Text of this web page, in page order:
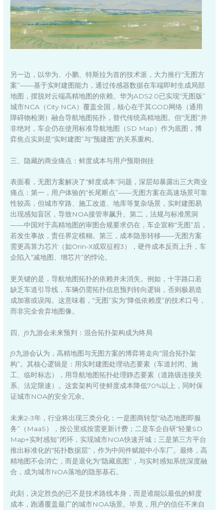
另一边，以华为、小鹏、特斯拉为首的技术派，大力推行“无图方
案”——基于实时建图能力，通过传感器数据在车端即时生成局部
地图，摆脱对云端高精地图的依赖。华为ADS2.0已实现“无图版”
城市NCA（City NCA）覆盖全国，核心在于其GOD网络（通用
障碍物检测）融合导航地图拓扑，替代传统高精地图。但“无图”并
非绝对，车企仍在使用标准导航地图（SD Map）作为底图，博
弈焦点实则是“实时建图”与“预建图”的关系重构。
三、隐藏的商业痛点：鲜度成本与用户预期倒挂
表面看，无图方案解决了“鲜度成本”问题，深层却暴露出三大商业
痛点：第一，用户体验的“长尾断点”——无图方案在高速场景可靠
性较高，但城市窄路、施工改道、地库等复杂场景，实时建图易
出现感知盲区，导致NOA接管率飙升。第二，法规与标准黑洞
——中国对于高精地图的审图合规要求仍在，车企宣称“无图”后，
若发生事故，责任界定模糊。第三，成本隐形转移——无图方案
需更高算力芯片（如Orin-X或双征程3），硬件成本反而上升，车
企陷入“减地图、增芯片”的悖论。
更关键的是，导航地图拓扑的依赖并未消失。例如，十字路口若
缺乏车道引导线，车辆仍需拓扑信息预判转向逻辑，否则极易造
成加塞或误闯。这意味着，“无图”实为“降低依赖度”的技术口号，
而非完全舍弃地图像。
四、j9九游会未来预判：混合拓扑架构成为终局
j9九游会认为，高精地图与无图方案的博弈将走向“混合拓扑架
构”。其核心逻辑是：用实时建图处理动态要素（车道封闭、施
工、临时标志），用导航地图拓扑处理静态要素（道路级连接关
系、法定限速）。这套架构可使鲜度成本降低70%以上，同时保
证城市NOA的安全冗余。
未来2-3年，行业将出现三类分化：一是图商转型“动态地图即服
务”（MaaS），按公里或按需更新计费；二是车企自研“轻量SD
Map+实时感知”闭环，实现城市NOA快速开城；三是第三方平台
推出标准化的“拓扑数据层”，作为中间件赋能中小车厂。最终，高
精地图不会消亡，而是退化为“隐藏底图”，与实时感知系统深度融
合，成为城市NOA落地的隐形基石。
此刻，决定胜负的已不是技术路线本身，而是谁能以最低的鲜度
成本，跑通覆盖最广的城市NOA场景。毕竟，用户的信任不来自